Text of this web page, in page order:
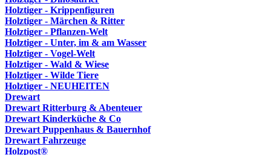
Holztiger - Krippenfiguren
Holztiger - Märchen & Ritter
Holztiger - Pflanzen-Welt
Holztiger - Unter, im & am Wasser
Holztiger - Vogel-Welt
Holztiger - Wald & Wiese
Holztiger - Wilde Tiere
Holztiger - NEUHEITEN
Drewart
Drewart Ritterburg & Abenteuer
Drewart Kinderküche & Co
Drewart Puppenhaus & Bauernhof
Drewart Fahrzeuge
Holzpost®